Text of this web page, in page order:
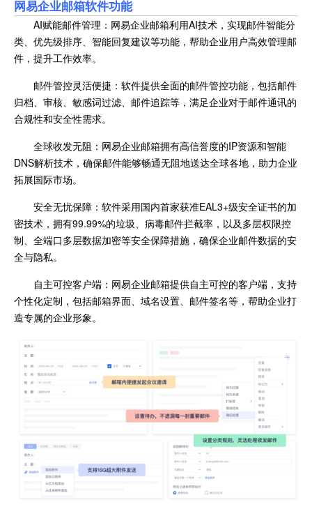
网易企业邮箱软件功能
AI赋能邮件管理：网易企业邮箱利用AI技术，实现邮件智能分
类、优先级排序、智能回复建议等功能，帮助企业用户高效管理邮
件，提升工作效率。
邮件管控灵活便捷：软件提供全面的邮件管控功能，包括邮件
归档、审核、敏感词过滤、邮件追踪等，满足企业对于邮件通讯的
合规性和安全性需求。
全球收发无阻：网易企业邮箱拥有高信誉度的IP资源和智能
DNS解析技术，确保邮件能够畅通无阻地送达全球各地，助力企业
拓展国际市场。
安全无忧保障：软件采用国内首家获准EAL3+级安全证书的加
密技术，拥有99.99%的垃圾、病毒邮件拦截率，以及多层权限控
制、全端口多层数据加密等安全保障措施，确保企业邮件数据的安
全与隐私。
自主可控客户端：网易企业邮箱提供自主可控的客户端，支持
个性化定制，包括邮箱界面、域名设置、邮件签名等，帮助企业打
造专属的企业形象。